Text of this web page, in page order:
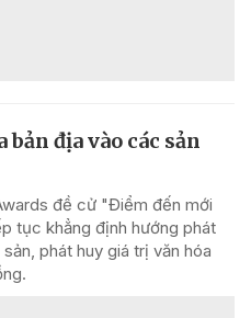
địa vào các sản
đề cử "Điểm đến mới
tục khẳng định hướng phát
phát huy giá trị văn hóa